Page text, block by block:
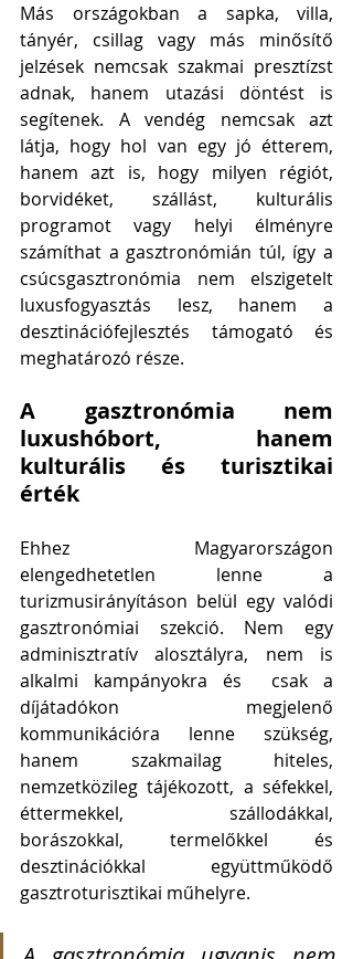
Más országokban a sapka, villa,
tányér, csillag vagy más minősítő
jelzések nemcsak szakmai presztízst
adnak, hanem utazási döntést is
segítenek. A vendég nemcsak azt
látja, hogy hol van egy jó étterem,
hanem azt is, hogy milyen régiót,
borvidéket, szállást, kulturális
programot vagy helyi élményre
számíthat a gasztronómián túl, így a
csúcsgasztronómia nem elszigetelt
luxusfogyasztás lesz, hanem a
desztinációfejlesztés támogató és
meghatározó része.
A gasztronómia nem
luxushóbort, hanem
kulturális és turisztikai
érték
Ehhez Magyarországon
elengedhetetlen lenne a
turizmusirányításon belül egy valódi
gasztronómiai szekció. Nem egy
adminisztratív alosztályra, nem is
alkalmi kampányokra és  csak a
díjátadókon megjelenő
kommunikációra lenne szükség,
hanem szakmailag hiteles,
nemzetközileg tájékozott, a séfekkel,
éttermekkel, szállodákkal,
borászokkal, termelőkkel és
desztinációkkal együttműködő
gasztroturisztikai műhelyre.